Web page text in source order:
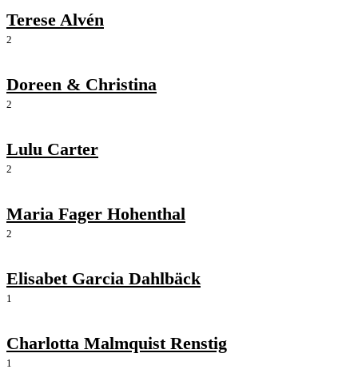
Terese Alvén
2
Doreen & Christina
2
Lulu Carter
2
Maria Fager Hohenthal
2
Elisabet Garcia Dahlbäck
1
Charlotta Malmquist Renstig
1